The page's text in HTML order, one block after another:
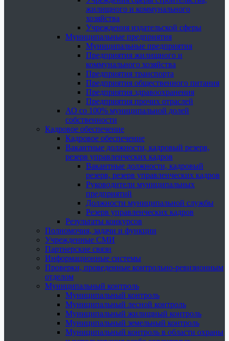
жилищного и коммунального
хозяйства
Учреждения издательской сферы
Муниципальные предприятия
Муниципальные предприятия
Предприятия жилищного и
коммунального хозяйства
Предприятия транспорта
Предприятия общественного питания
Предприятия здравоохранения
Предприятия прочих отраслей
АО со 100% муниципальной долей
собственности
Кадровое обеспечение
Кадровое обеспечение
Вакантные должности, кадровый резерв,
резерв управленческих кадров
Вакантные должности, кадровый
резерв, резерв управленческих кадров
Руководители муниципальных
предприятий
Должности муниципальной службы
Резерв управленческих кадров
Результаты конкурсов
Полномочия, задачи и функции
Учрежденные СМИ
Партнерские связи
Информационные системы
Проверки, проведенные контрольно-ревизионным
отделом
Муниципальный контроль
Муниципальный контроль
Муниципальный лесной контроль
Муниципальный жилищный контроль
Муниципальный земельный контроль
Муниципальный контроль в области охраны